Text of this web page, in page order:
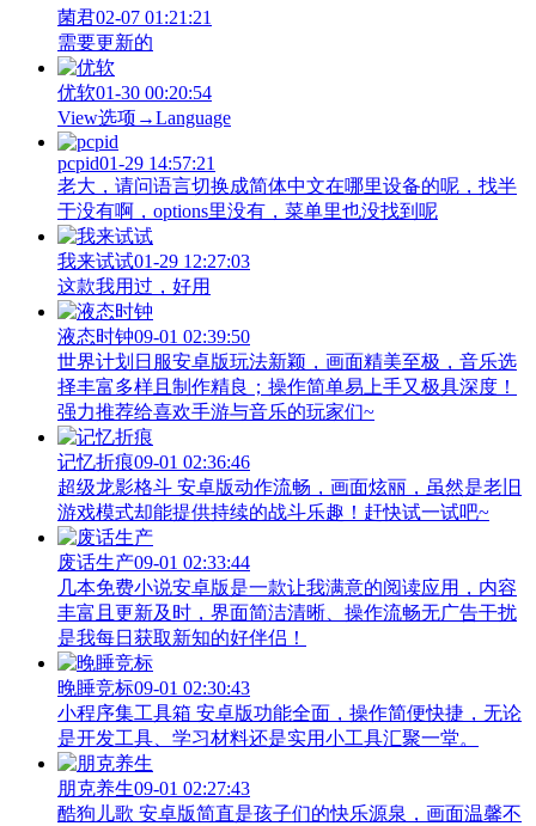
菌君02-07 01:21:21
需要更新的
优软01-30 00:20:54
View‌选项→Language
pcpid01-29 14:57:21
老大，请问语言切换成简体中文在哪里设备的呢，找半
于没有啊，options里没有，菜单里也没找到呢
我来试试01-29 12:27:03
这款我用过，好用
液态时钟09-01 02:39:50
世界计划日服安卓版玩法新颖，画面精美至极，音乐选
择丰富多样且制作精良；操作简单易上手又极具深度！
强力推荐给喜欢手游与音乐的玩家们~
记忆折痕09-01 02:36:46
超级龙影格斗 安卓版动作流畅，画面炫丽，虽然是老旧
游戏模式却能提供持续的战斗乐趣！赶快试一试吧~
废话生产09-01 02:33:44
几本免费小说安卓版是一款让我满意的阅读应用，内容
丰富且更新及时，界面简洁清晰、操作流畅无广告干扰
是我每日获取新知的好伴侣！
晚睡竞标09-01 02:30:43
小程序集工具箱 安卓版功能全面，操作简便快捷，无论
是开发工具、学习材料还是实用小工具汇聚一堂。
朋克养生09-01 02:27:43
酷狗儿歌 安卓版简直是孩子们的快乐源泉，画面温馨不